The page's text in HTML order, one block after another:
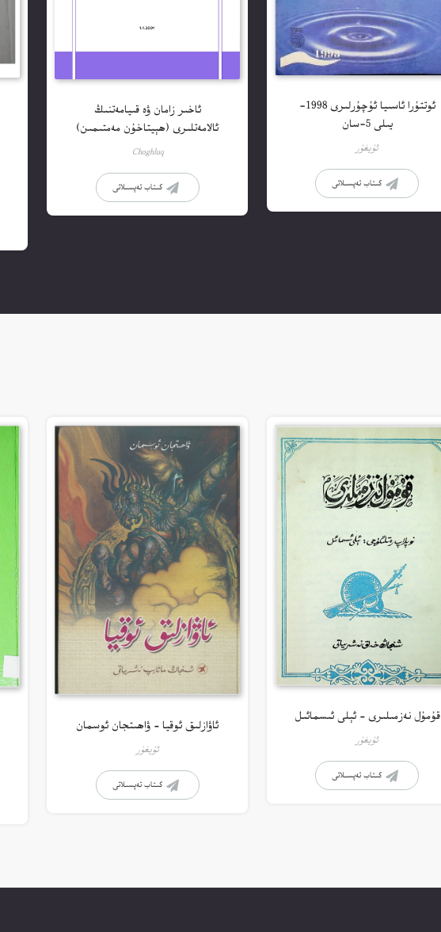
ئوتتۇرا ئاسىيا ئۇچۇرلىرى 1998-
يىلى 5-سان
ئۇيغۇر
كىتاب تەپسىلاتى
ئاخىر زامان ۋە قىيامەتنىڭ
ئالامەتلىرى (ھېيتاخۇن مەمتىمىن)
Choghluq
كىتاب تەپسىلاتى
قۇمۇل نەزمىلىرى – ئېلى ئىسمائىل
ئۇيغۇر
كىتاب تەپسىلاتى
ئاۋازلىق ئوقيا – ۋاھىتجان ئوسمان
ئۇيغۇر
كىتاب تەپسىلاتى